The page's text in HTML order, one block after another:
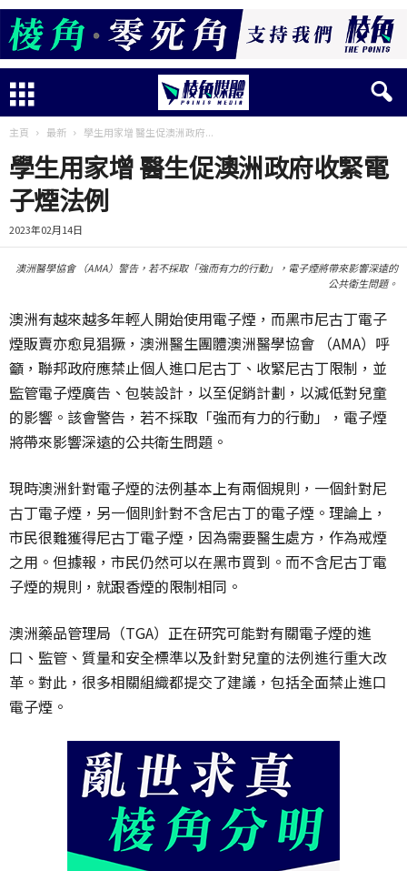
主頁 最新 學生用家增 醫生促澳洲政府...
學生用家增 醫生促澳洲政府收緊電
子煙法例
2023年02月14日
澳洲醫學協會 （AMA）警告，若不採取「強而有力的行動」，電子煙將帶來影響深遠的
公共衛生問題。
澳洲有越來越多年輕人開始使用電子煙，而黑市尼古丁電子
煙販賣亦愈見猖獗，澳洲醫生團體澳洲醫學協會 （AMA）呼
籲，聯邦政府應禁止個人進口尼古丁、收緊尼古丁限制，並
監管電子煙廣告、包裝設計，以至促銷計劃，以減低對兒童
的影響。該會警告，若不採取「強而有力的行動」，電子煙
將帶來影響深遠的公共衛生問題。
現時澳洲針對電子煙的法例基本上有兩個規則，一個針對尼
古丁電子煙，另一個則針對不含尼古丁的電子煙。理論上，
市民很難獲得尼古丁電子煙，因為需要醫生處方，作為戒煙
之用。但據報，市民仍然可以在黑市買到。而不含尼古丁電
子煙的規則，就跟香煙的限制相同。
澳洲藥品管理局（TGA）正在研究可能對有關電子煙的進
口、監管、質量和安全標準以及針對兒童的法例進行重大改
革。對此，很多相關組織都提交了建議，包括全面禁止進口
電子煙。